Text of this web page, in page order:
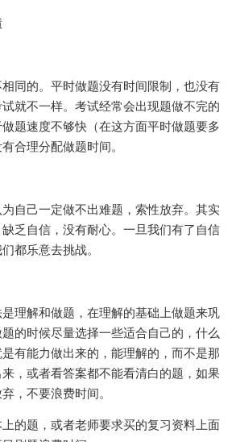
同的。平时做题没有时间限制，也没有
就不一样。考试经常会出现题做不完的
题速度不够快（在这方面平时做题要多
合理分配做题时间。
自己一定做不出难题，索性放弃。其实
乏自信，没有耐心。一旦我们有了自信
都乐意去挑战。
理解和做题，在理解的基础上做题来巩
的时候尽量选择一些适合自己的，什么
有能力做出来的，能理解的，而不是那
，或者看答案都不能看清白的题，如果
，不要浪费时间。
的题，或者老师要求买的复习资料上面